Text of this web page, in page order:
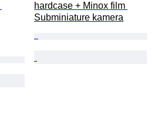
hardcase + Minox film
Subminiature kamera